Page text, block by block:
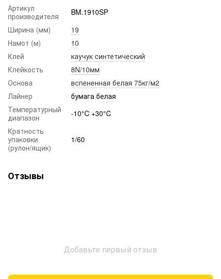
Артикул
производителя
BM.1910SP
Ширина (мм)
19
Намот (м)
10
Клей
каучук синтетический
Клейкость
8N/10мм
Основа
вспененная белая 75кг/м2
Лайнер
бумага белая
Температурный
диапазон
-10°C +30°C
Кратность
упаковки
(рулон/ящик)
1/60
Отзывы
Добавьте первый отзыв